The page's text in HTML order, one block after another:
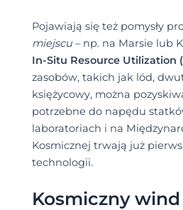
Pojawiają się też pomysły
miejscu– np. na Marsie lub
In-Situ Resource Utilization
zasobów, takich jak lód,
księżycowy, można
potrzebne do napędu
laboratoriach i na
Kosmicznej trwają już
technologii.
Kosmiczny